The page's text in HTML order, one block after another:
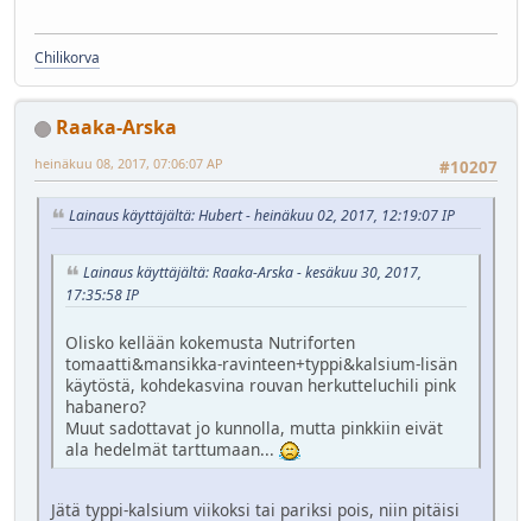
Chilikorva
Raaka-Arska
#10207
heinäkuu 08, 2017, 07:06:07 AP
Lainaus käyttäjältä: Hubert - heinäkuu 02, 2017, 12:19:07 IP
Lainaus käyttäjältä: Raaka-Arska - kesäkuu 30, 2017,
17:35:58 IP
Olisko kellään kokemusta Nutriforten
tomaatti&mansikka-ravinteen+typpi&kalsium-lisän
käytöstä, kohdekasvina rouvan herkutteluchili pink
habanero?
Muut sadottavat jo kunnolla, mutta pinkkiin eivät
ala hedelmät tarttumaan...
Jätä typpi-kalsium viikoksi tai pariksi pois, niin pitäisi